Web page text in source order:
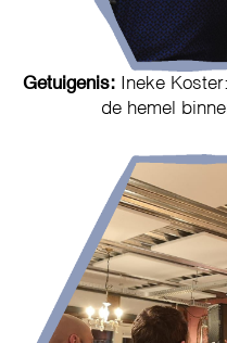
Getuigenis:
Ineke
de hemel